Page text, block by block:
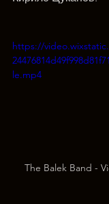
https://
le.mp4
The Balek Band -